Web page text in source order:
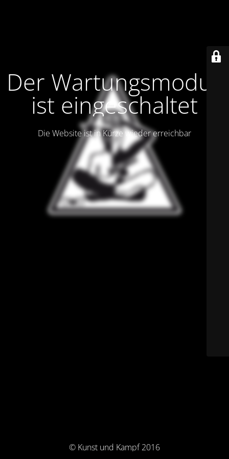
Der Wartungsmodus
ist eingeschaltet
Die Website ist in Kürze wieder erreichbar
© Kunst und Kampf 2016